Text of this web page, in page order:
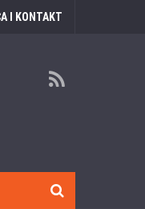
I KONTAKT